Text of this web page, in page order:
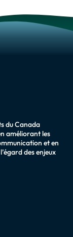
du Canada
améliorant les
et en
des enjeux